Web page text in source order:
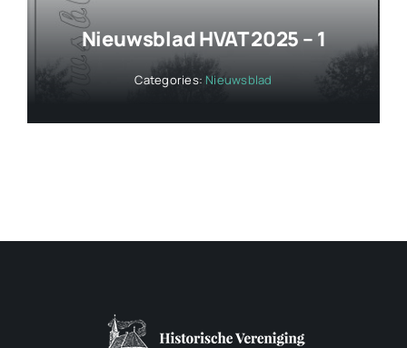
Nieuwsblad HVAT 2025 – 1
Categories: Nieuwsblad